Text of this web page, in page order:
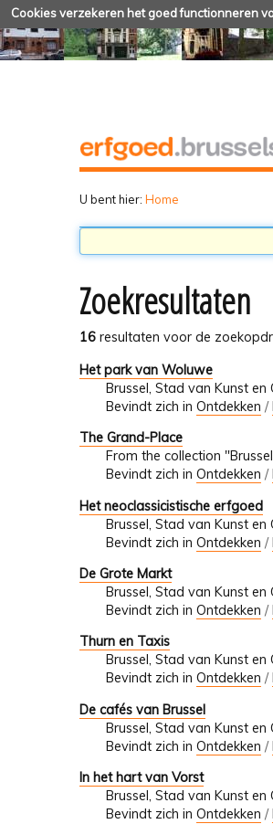
Cookies verzekeren het goed functionneren
U bent hier: Home
Zoekresultaten
16 resultaten voor de
Het park van Woluwe
Brussel, Stad van Kunst en
Bevindt zich in Ontdekken /
The Grand-Place
From the collection
Bevindt zich in Ontdekken /
Het neoclassicistische erfgoed
Brussel, Stad van Kunst en
Bevindt zich in Ontdekken /
De Grote Markt
Brussel, Stad van Kunst en
Bevindt zich in Ontdekken /
Thurn en Taxis
Brussel, Stad van Kunst en
Bevindt zich in Ontdekken /
De cafés van Brussel
Brussel, Stad van Kunst en
Bevindt zich in Ontdekken /
In het hart van Vorst
Brussel, Stad van Kunst en
Bevindt zich in Ontdekken /